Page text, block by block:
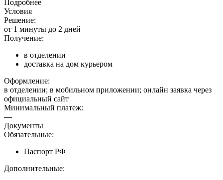
Подробнее
Условия
Решение:
от 1 минуты до 2 дней
Получение:
в отделении
доставка на дом курьером
Оформление:
в отделении; в мобильном приложении; онлайн заявка через
официальный сайт
Минимальный платеж:
—
Документы
Обязательные:
Паспорт РФ
Дополнительные: